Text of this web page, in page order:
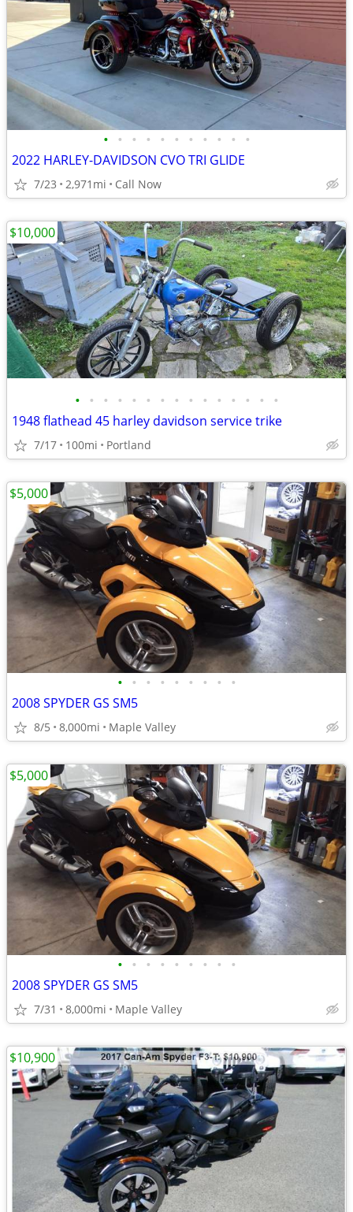
• • • • • • • • • • •
2022 HARLEY-DAVIDSON CVO TRI GLIDE
7/23 2,971mi Call Now
• • • • • • • • • • • • • • •
1948 flathead 45 harley davidson service trike
7/17 100mi Portland
$10,000
• • • • • • • • •
2008 SPYDER GS SM5
8/5 8,000mi Maple Valley
$5,000
• • • • • • • • •
2008 SPYDER GS SM5
7/31 8,000mi Maple Valley
$5,000
$10,900